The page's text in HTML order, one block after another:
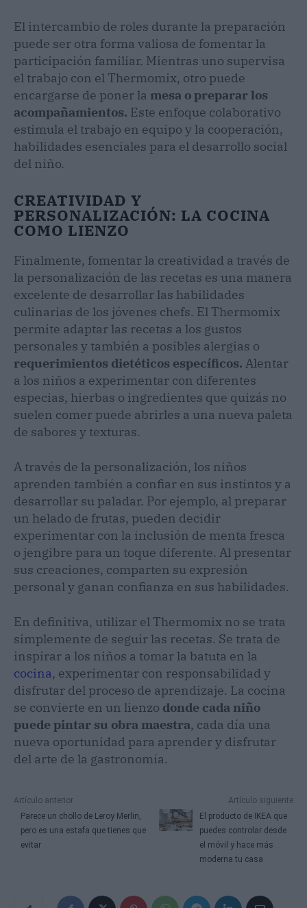
El intercambio de roles durante la preparación
puede ser otra forma valiosa de fomentar la
participación familiar. Mientras uno supervisa
el trabajo con el Thermomix, otro puede
encargarse de poner la mesa o preparar los
acompañamientos. Este enfoque colaborativo
estimula el trabajo en equipo y la cooperación,
habilidades esenciales para el desarrollo social
del niño.
CREATIVIDAD Y
PERSONALIZACIÓN: LA COCINA
COMO LIENZO
Finalmente, fomentar la creatividad a través de
la personalización de las recetas es una manera
excelente de desarrollar las habilidades
culinarias de los jóvenes chefs. El Thermomix
permite adaptar las recetas a los gustos
personales y también a posibles alergias o
requerimientos dietéticos específicos. Alentar
a los niños a experimentar con diferentes
especias, hierbas o ingredientes que quizás no
suelen comer puede abrirles a una nueva paleta
de sabores y texturas.
A través de la personalización, los niños
aprenden también a confiar en sus instintos y a
desarrollar su paladar. Por ejemplo, al preparar
un helado de frutas, pueden decidir
experimentar con la inclusión de menta fresca
o jengibre para un toque diferente. Al presentar
sus creaciones, comparten su expresión
personal y ganan confianza en sus habilidades.
En definitiva, utilizar el Thermomix no se trata
simplemente de seguir las recetas. Se trata de
inspirar a los niños a tomar la batuta en la
cocina, experimentar con responsabilidad y
disfrutar del proceso de aprendizaje. La cocina
se convierte en un lienzo donde cada niño
puede pintar su obra maestra, cada día una
nueva oportunidad para aprender y disfrutar
del arte de la gastronomía.
Artículo anterior
Parece un chollo de Leroy Merlin,
pero es una estafa que tienes que
evitar
Artículo siguiente
El producto de IKEA que
puedes controlar desde
el móvil y hace más
moderna tu casa